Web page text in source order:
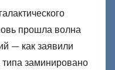
прошла волна
— как заявили
типа заминировано